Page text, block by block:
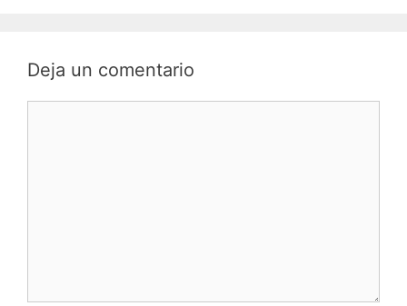
Deja un comentario